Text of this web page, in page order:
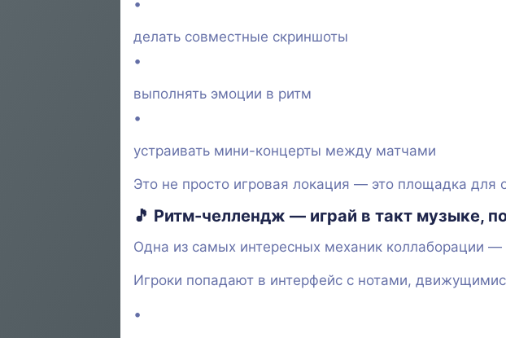
делать совместные скриншоты
выполнять эмоции в ритм
устраивать мини-концерты между матчами
Это не просто игровая локация — это площадка для
🎵 Ритм-челлендж — играй в такт музыке,
Одна из самых интересных механик коллаборации —
Игроки попадают в интерфейс с нотами,